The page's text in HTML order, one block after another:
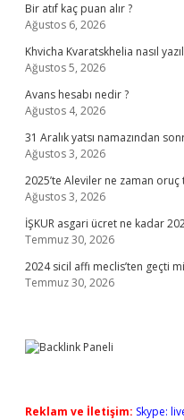
Bir atıf kaç puan alır ?
Ağustos 6, 2026
Khvicha Kvaratskhelia nasıl
Ağustos 5, 2026
Avans hesabı nedir ?
Ağustos 4, 2026
31 Aralık yatsı namazından
Ağustos 3, 2026
2025’te Aleviler ne zaman oruç
Ağustos 3, 2026
İŞKUR asgari ücret ne kadar
Temmuz 30, 2026
2024 sicil affı meclis’ten geçti
Temmuz 30, 2026
Reklam ve İletişim: Skype: